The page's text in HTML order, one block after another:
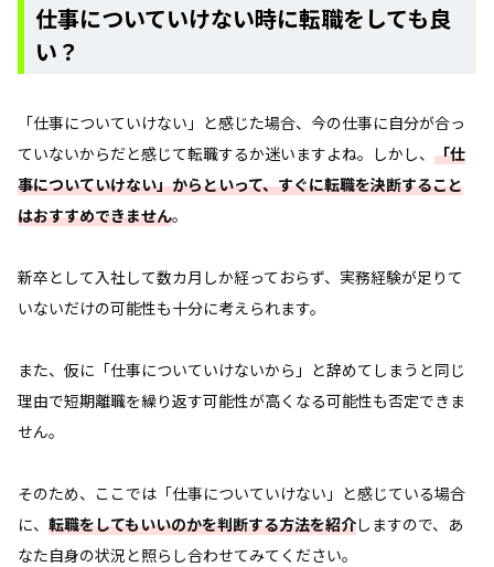
仕事についていけない時に転職をしても良
い？
「仕事についていけない」と感じた場合、今の仕事に自分が合っ
ていないからだと感じて転職するか迷いますよね。しかし、 「仕
事についていけない」からといって、すぐに転職を決断すること
はおすすめできません。
新卒として入社して数カ月しか経っておらず、実務経験が足りて
いないだけの可能性も十分に考えられます。
また、仮に「仕事についていけないから」と辞めてしまうと同じ
理由で短期離職を繰り返す可能性が高くなる可能性も否定できま
せん。
そのため、ここでは「仕事についていけない」と感じている場合
に、 転職をしてもいいのかを判断する方法を紹介しますので、あ
なた自身の状況と照らし合わせてみてください。